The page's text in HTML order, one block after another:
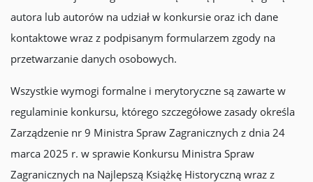
autora lub autorów na udział w konkursie oraz ich dane
kontaktowe wraz z podpisanym formularzem zgody na
przetwarzanie danych osobowych.
Wszystkie wymogi formalne i merytoryczne są zawarte w
regulaminie konkursu, którego szczegółowe zasady określa
Zarządzenie nr 9 Ministra Spraw Zagranicznych z dnia 24
marca 2025 r. w sprawie Konkursu Ministra Spraw
Zagranicznych na Najlepszą Książkę Historyczną wraz z